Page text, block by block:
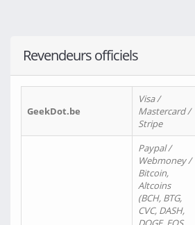
Revendeurs officiels
GeekDot.be
Visa /
Mastercard /
Stripe
Paypal /
Webmoney /
Bitcoin,
Altcoins
(BCH, BTG,
CVC, DASH,